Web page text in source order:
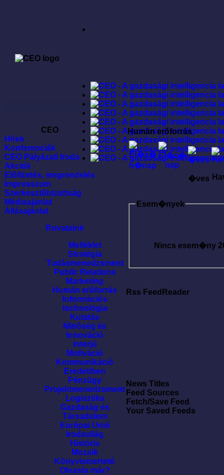
CEO
Hírek
Konferenciák
CEO Pályázati Iroda
Akciók
Elõfizetés, megrendelés
Impresszum
Szerkesztõbizottság
Médiaajánlat
Állásajánlat
Rovataink
Melléklet
Stratégia
Tudásmenedzsment
Public Relations
Marketing
Humán erõforrás
Információs
technológia
Kutatás
Minõség és
Innováció
Interjú
Motíváció
Kommunikáció
Eredetiben
Pénzügy
Projektmenedzsment
Logisztika
Gazdaság és
Társadalom
Európai Unió
Irodavilág
História
Mozaik
Könyvismertetõ
Olvasta már?
Humán erõforrás
�ves
Esem�nyek
Nincs esem�ny
Rss FeedReader
News Titles
Feed Sources
Fetch/Save Feed
Your Saved Feeds